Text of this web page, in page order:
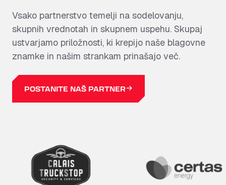
Vsako partnerstvo temelji na sodelovanju,
skupnih vrednotah in skupnem uspehu. Skupaj
ustvarjamo priložnosti, ki krepijo naše blagovne
znamke in našim strankam prinašajo več.
POSTANITE NAŠ PARTNER